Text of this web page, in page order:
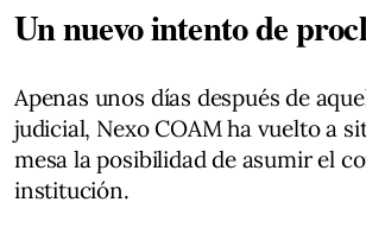
Un nuevo intento de
Apenas unos días después de
judicial, Nexo COAM ha vuelto a
mesa la posibilidad de asumir el
institución.